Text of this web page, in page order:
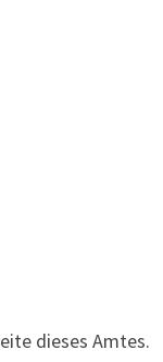
dieses Amtes.